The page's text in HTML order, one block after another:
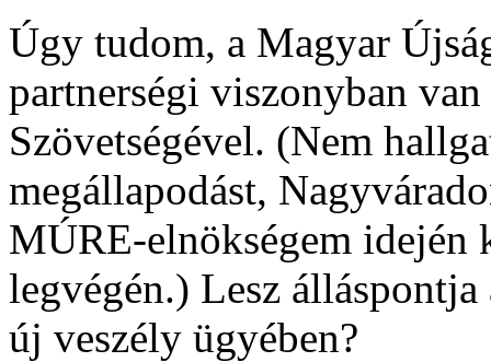
Úgy tudom, a Magyar
partnerségi viszonyban
Szövetségével. (Nem
megállapodást,
MÚRE-elnökségem idején
legvégén.) Lesz
új veszély ügyében?